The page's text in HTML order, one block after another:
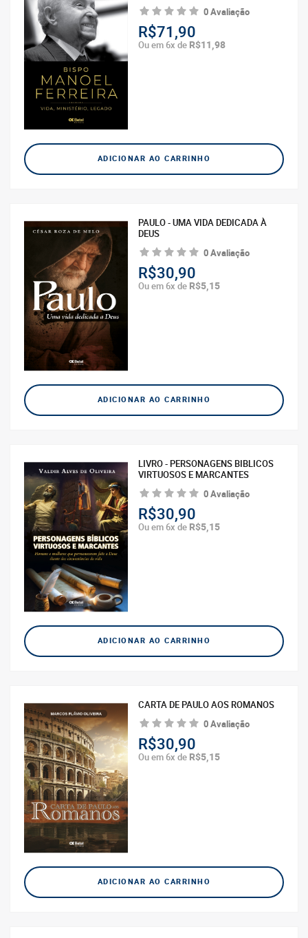
0 Avaliação
R$71,90
Ou em 6x de R$11,98
ADICIONAR AO CARRINHO
PAULO - UMA VIDA DEDICADA À
DEUS
0 Avaliação
R$30,90
Ou em 6x de R$5,15
ADICIONAR AO CARRINHO
LIVRO - PERSONAGENS BIBLICOS
VIRTUOSOS E MARCANTES
0 Avaliação
R$30,90
Ou em 6x de R$5,15
ADICIONAR AO CARRINHO
CARTA DE PAULO AOS ROMANOS
0 Avaliação
R$30,90
Ou em 6x de R$5,15
ADICIONAR AO CARRINHO